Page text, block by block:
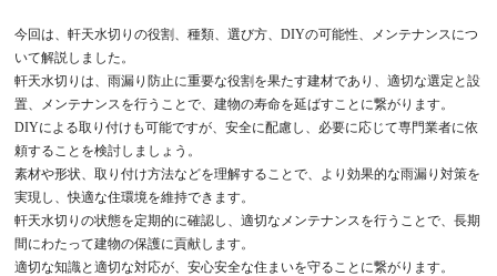
今回は、軒天水切りの役割、種類、選び方、DIYの可能性、メンテナンスにつ
いて解説しました。
軒天水切りは、雨漏り防止に重要な役割を果たす建材であり、適切な選定と設
置、メンテナンスを行うことで、建物の寿命を延ばすことに繋がります。
DIYによる取り付けも可能ですが、安全に配慮し、必要に応じて専門業者に依
頼することを検討しましょう。
素材や形状、取り付け方法などを理解することで、より効果的な雨漏り対策を
実現し、快適な住環境を維持できます。
軒天水切りの状態を定期的に確認し、適切なメンテナンスを行うことで、長期
間にわたって建物の保護に貢献します。
適切な知識と適切な対応が、安心安全な住まいを守ることに繋がります。